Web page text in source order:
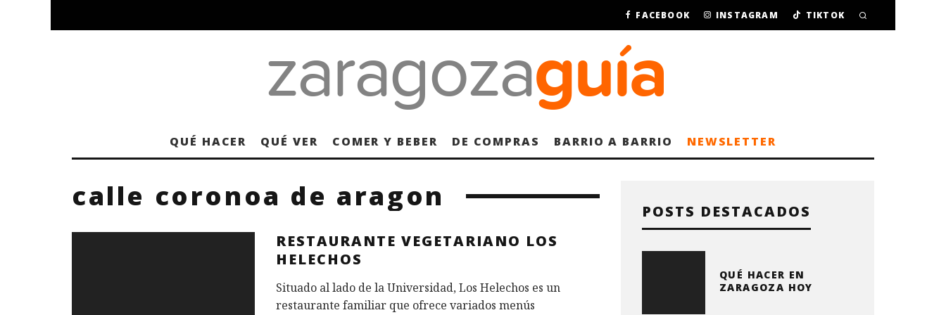
FACEBOOK INSTAGRAM TIKTOK
QUÉ HACER QUÉ VER COMER Y BEBER DE COMPRAS BARRIO A BARRIO NEWSLETTER
calle coronoa de aragon
RESTAURANTE VEGETARIANO LOS
HELECHOS
Situado al lado de la Universidad, Los Helechos es un
restaurante familiar que ofrece variados menús
POSTS DESTACADOS
QUÉ HACER EN
ZARAGOZA HOY